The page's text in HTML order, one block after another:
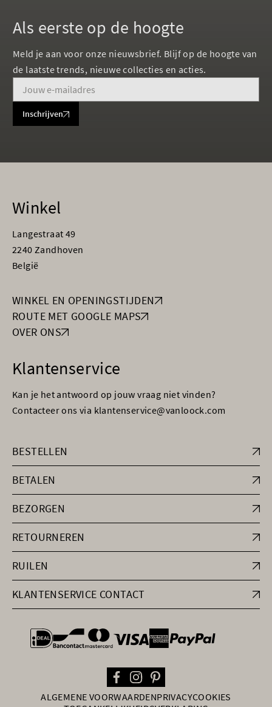
Als eerste op de hoogte
Meld je aan voor onze nieuwsbrief. Blijf op de hoogte van
de laatste trends, nieuwe collecties en acties.
Inschrijven
Winkel
Langestraat 49
2240 Zandhoven
België
WINKEL EN OPENINGSTIJDEN
ROUTE MET GOOGLE MAPS
OVER ONS
Klantenservice
Kan je het antwoord op jouw vraag niet vinden?
Contacteer ons via klantenservice@vanloock.com
BESTELLEN
BETALEN
BEZORGEN
RETOURNEREN
RUILEN
KLANTENSERVICE CONTACT
general.paymentOptions
ALGEMENE VOORWAARDENPRIVACYCOOKIES